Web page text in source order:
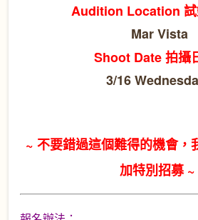
Audition Location 試
Mar Vista
Shoot Date 拍攝
3/16
~ 不要錯過這個難得的機會，
加特別招募 ~